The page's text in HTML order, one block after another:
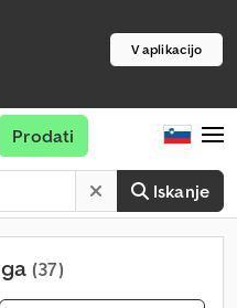
V aplikacijo
Iskanje
Prodati
(37)